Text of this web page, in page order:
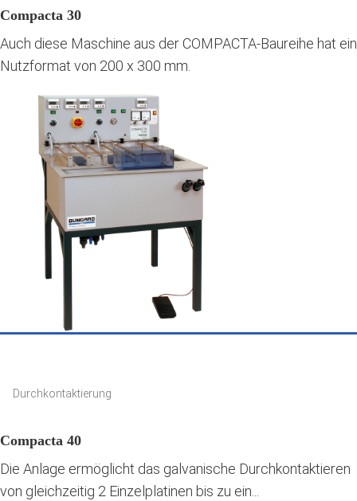
Compacta 30
Auch diese Maschine aus der COMPACTA-Baureihe hat ein
Nutzformat von 200 x 300 mm.
Compacta 40
Durchkontaktierung
Die Anlage ermöglicht das galvanische Durchkontaktieren
von gleichzeitig 2 Einzelplatinen bis zu ein...